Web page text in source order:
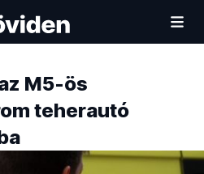
M5-ös
teherautó